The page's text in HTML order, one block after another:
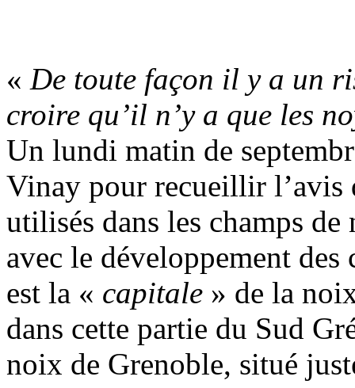
« De toute façon il y a un
croire qu’il n’y a que les
Un lundi matin de
Vinay pour recueillir l’avis
utilisés dans les champs
avec le développement
est la « capitale » de la
dans cette partie du Sud
noix de Grenoble, situé